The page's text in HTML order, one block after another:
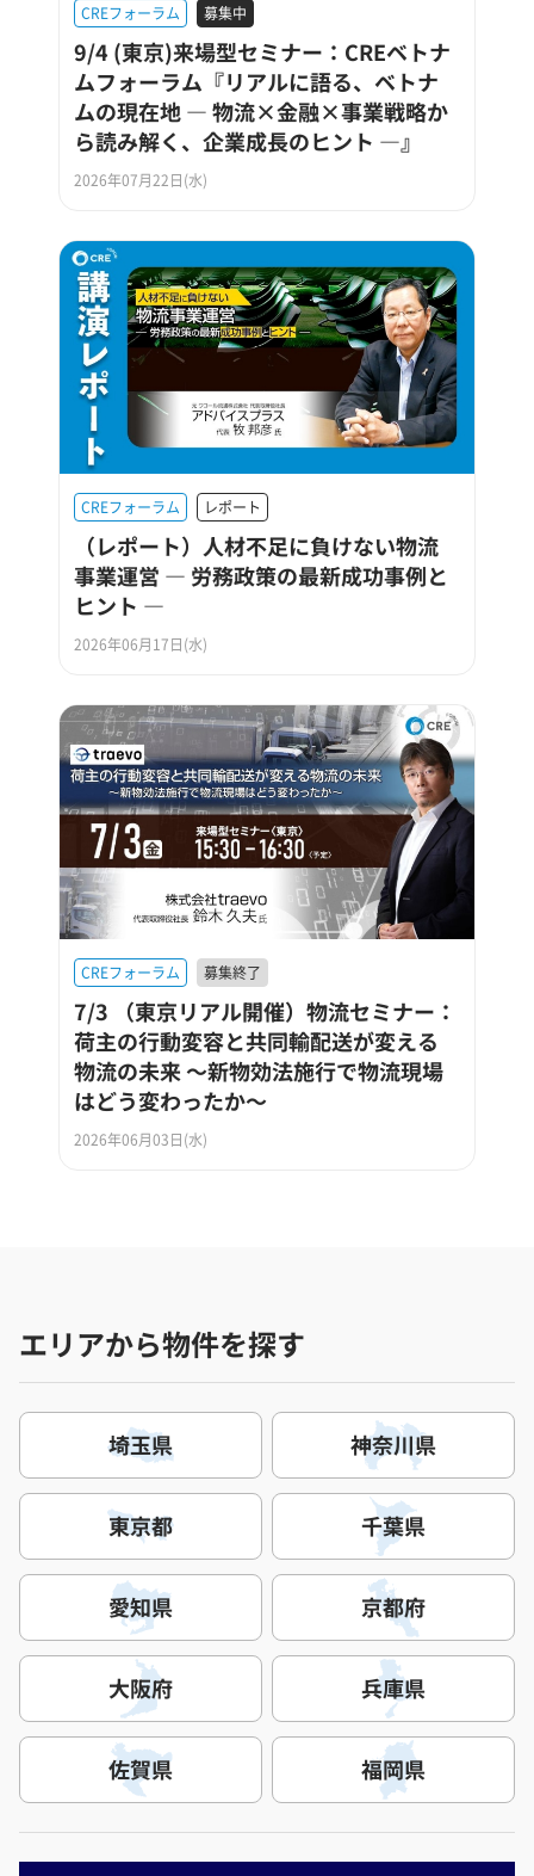
CREフォーラム 募集中
9/4 (東京)来場型セミナー：CREベトナ
ムフォーラム『リアルに語る、ベトナ
ムの現在地 ― 物流×金融×事業戦略か
ら読み解く、企業成長のヒント ―』
2026年07月22日(水)
CREフォーラム レポート
（レポート）人材不足に負けない物流
事業運営 ― 労務政策の最新成功事例と
ヒント ―
2026年06月17日(水)
CREフォーラム 募集終了
7/3 （東京リアル開催）物流セミナー：
荷主の行動変容と共同輸配送が変える
物流の未来 ～新物効法施行で物流現場
はどう変わったか～
2026年06月03日(水)
エリアから物件を探す
埼玉県 神奈川県
東京都 千葉県
愛知県 京都府
大阪府 兵庫県
佐賀県 福岡県